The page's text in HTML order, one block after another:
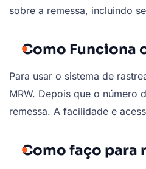
sobre a remessa, incluindo
Como Funciona
Para usar o sistema de
MRW. Depois que o número
remessa. A facilidade e
Como faço para